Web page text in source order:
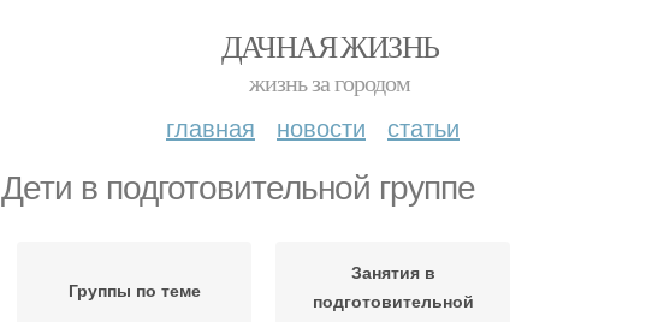
ДАЧНАЯ ЖИЗНЬ
жизнь за городом
главная новости статьи
Дети в подготовительной группе
Группы по теме
Занятия в
подготовительной